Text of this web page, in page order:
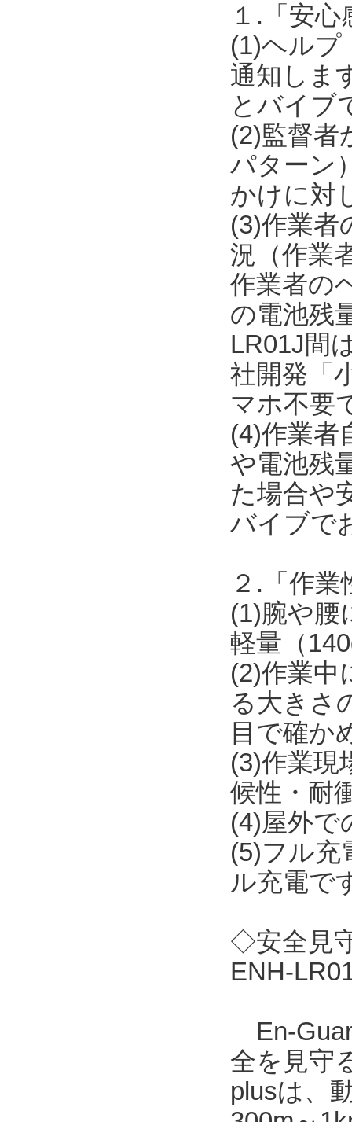
１.「安
(1)ヘルプ
通知しま
とバイブ
(2)監督者
パターン
かけに対
(3)作業者
況（作業
作業者の
の電池残
LR01J間
社開発「
マホ不要
(4)作業者
や電池残
た場合や
バイブで
２.「作
(1)腕や腰
軽量（
(2)作業中
る大きさ
目で確か
(3)作業現
候性・耐
(4)屋外で
(5)フル充
ル充電で
◇安全見
ENH-
En-
全を見守
plusは、